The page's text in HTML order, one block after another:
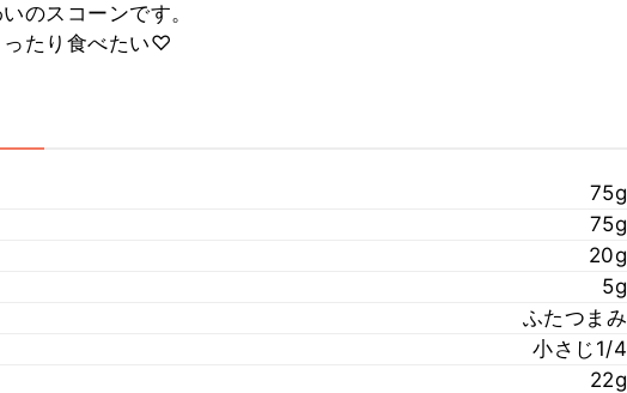
のスコーンです。
ったり食べたい♡
75g
75g
20g
5g
ふたつまみ
小さじ1/4
22g